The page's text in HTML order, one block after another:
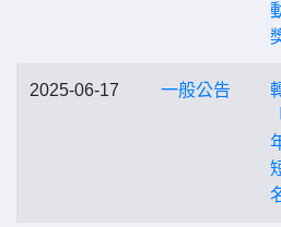
2025-06-17 一般公告